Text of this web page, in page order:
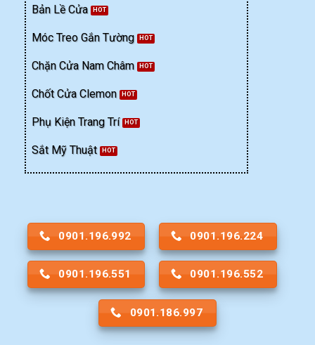
Bản Lề Cửa
Móc Treo Gắn Tường
Chặn Cửa Nam Châm
Chốt Cửa Clemon
Phụ Kiện Trang Trí
Sắt Mỹ Thuật
0901.196.992 0901.196.224
0901.196.551 0901.196.552
0901.186.997